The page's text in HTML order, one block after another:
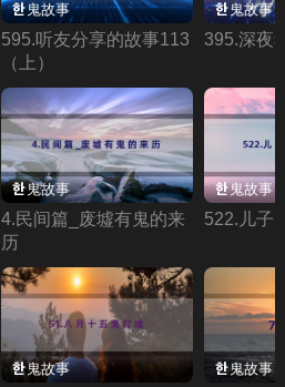
鬼故事
595.听友分享的故事113
（上）
鬼故事
395.深夜
鬼故事
4.民间篇_废墟有鬼的来
历
鬼故事
522.儿子
鬼故事 鬼故事